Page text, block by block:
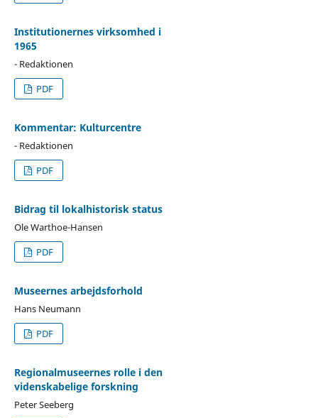
Institutionernes virksomhed i
1965
- Redaktionen
PDF
Kommentar: Kulturcentre
- Redaktionen
PDF
Bidrag til lokalhistorisk status
Ole Warthoe-Hansen
PDF
Museernes arbejdsforhold
Hans Neumann
PDF
Regionalmuseernes rolle i den
videnskabelige forskning
Peter Seeberg